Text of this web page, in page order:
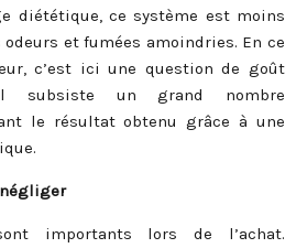
diététique, ce système est moins
et fumées amoindries. En ce
c’est ici une question de goût
subsiste un grand nombre
le résultat obtenu grâce à une
importants lors de l’achat.